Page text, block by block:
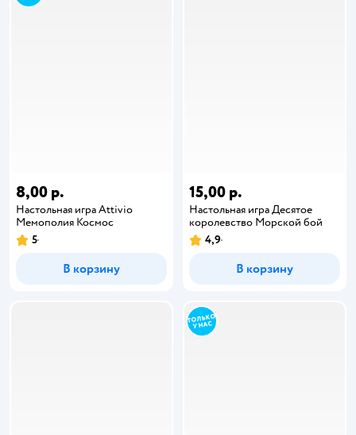
8,00 р.
Настольная игра Attivio
Мемополия Космос
5
В корзину
15,00 р.
Настольная игра Десятое
королевство Морской бой
4,9
В корзину